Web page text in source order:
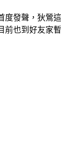
度發聲，狄鶯
前也到好友家暫